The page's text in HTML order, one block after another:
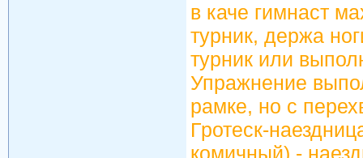
в каче гимнаст
турник, держа
турник или
Упражнение
рамке, но с
Гротеск-
комичный) -